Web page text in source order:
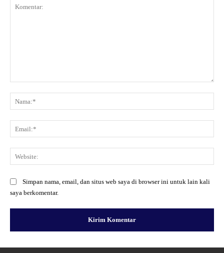
Simpan nama, email, dan situs web saya di browser ini untuk lain kali
saya berkomentar.